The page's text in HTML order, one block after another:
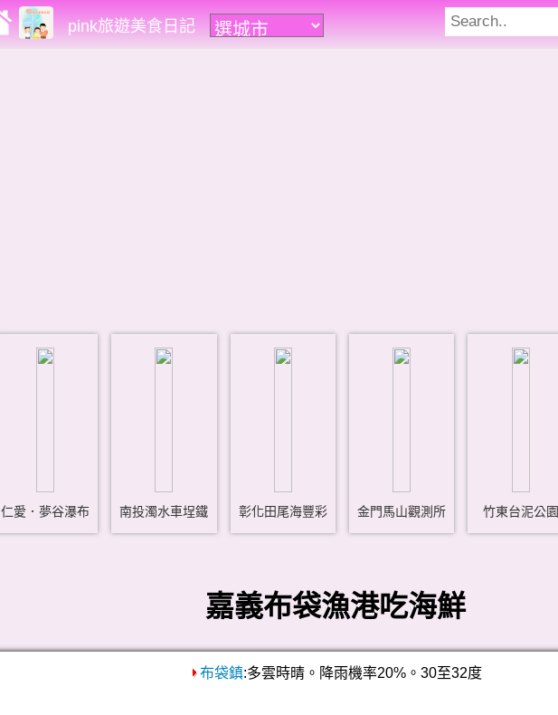
pink旅遊美食日記
仁愛．夢谷瀑布 南投濁水車埕鐵 彰化田尾海豐彩 金門馬山觀測所 竹東台泥公園
嘉義布袋漁港吃海鮮
布袋鎮:多雲時晴。降雨機率20%。30至32度